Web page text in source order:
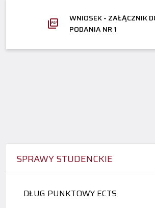
SPRAWY STUDENCKIE
DŁUG PUNKTOWY ECTS
WNIOSEK - ZAŁĄCZNIK
PODANIA NR 1